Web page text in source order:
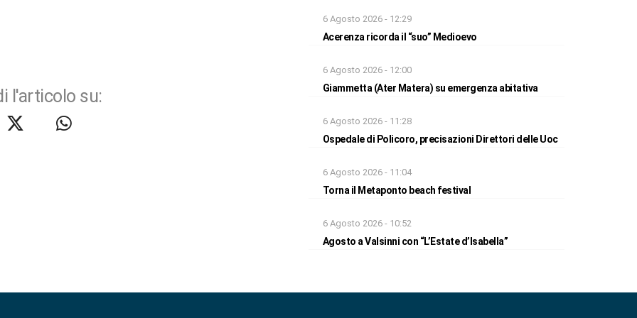
l'articolo su:
6 Agosto 2026 - 12:29
Acerenza ricorda il “suo” Medioevo
6 Agosto 2026 - 12:00
Giammetta (Ater Matera) su emergenza abitativa
6 Agosto 2026 - 11:28
Ospedale di Policoro, precisazioni Direttori delle Uoc
6 Agosto 2026 - 11:04
Torna il Metaponto beach festival
6 Agosto 2026 - 10:52
Agosto a Valsinni con “L’Estate d’Isabella”